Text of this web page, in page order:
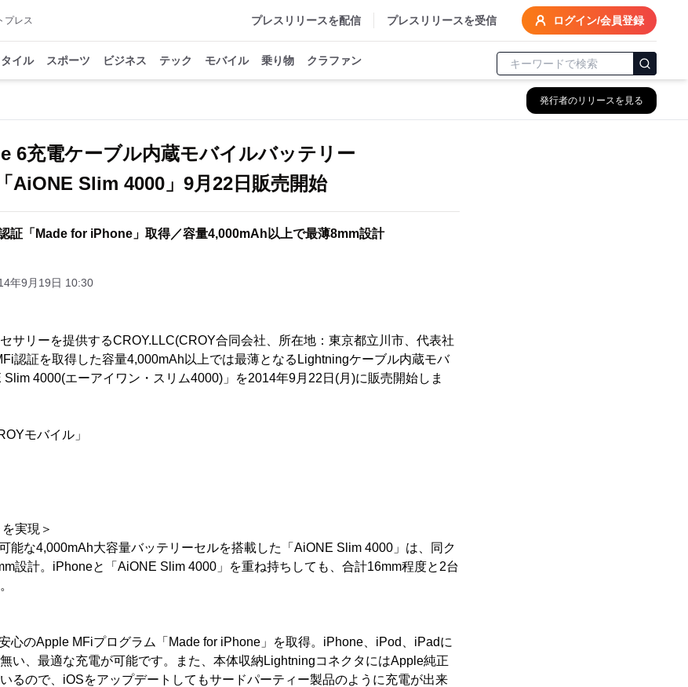
プレス プレスリリースを配信 プレスリリースを受信 ログイン/会員登録
イル スポーツ ビジネス テック モバイル 乗り物 クラファン
発行者のリリースを見る
6充電ケーブル内蔵モバイルバッテリー
「AiONE Slim 4000」9月22日販売開始
証「Made for iPhone」取得／容量4,000mAh以上で最薄8mm設計
年9月19日 10:30
サリーを提供するCROY.LLC(CROY合同会社、所在地：東京都立川市、代表社
認証を取得した容量4,000mAh以上では最薄となるLightningケーブル内蔵モバ
4000(エーアイワン・スリム4000)」を2014年9月22日(月)に販売開始しま
モバイル」
実現＞
能な4,000mAh大容量バッテリーセルを搭載した「AiONE Slim 4000」は、同ク
設計。iPhoneと「AiONE Slim 4000」を重ね持ちしても、合計16mm程度と2台
心のApple MFiプログラム「Made for iPhone」を取得。iPhone、iPod、iPadに
い、最適な充電が可能です。また、本体収納LightningコネクタにはApple純正
るので、iOSをアップデートしてもサードパーティー製品のように充電が出来